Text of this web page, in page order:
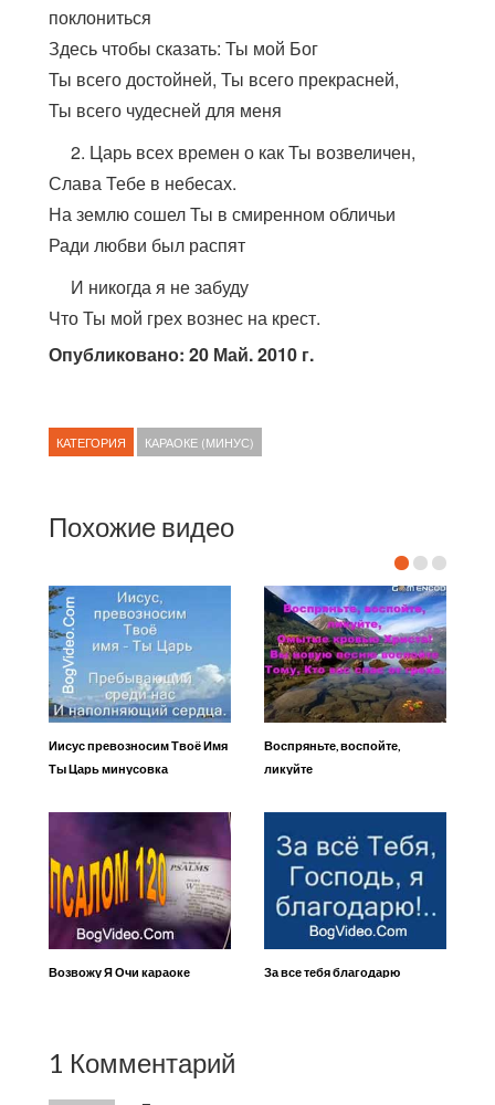
поклониться
Здесь чтобы сказать: Ты мой Бог
Ты всего достойней, Ты всего прекрасней,
Ты всего чудесней для меня
2. Царь всех времен о как Ты возвеличен,
Слава Тебе в небесах.
На землю сошел Ты в смиренном обличьи
Ради любви был распят
И никогда я не забуду
Что Ты мой грех вознес на крест.
Опубликовано: 20 Май. 2010 г.
КАТЕГОРИЯ КАРАОКЕ (МИНУС)
Похожие видео
Иисус превозносим Твоё Имя
Ты Царь минусовка
Воспряньте, воспойте,
ликуйте
Возвожу Я Очи караоке За все тебя благодарю
1 Комментарий